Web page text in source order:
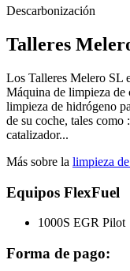
Descarbonización
Talleres
Los Talleres Melero SL
Máquina de limpieza
limpieza de hidrógeno
de su coche, tales
catalizador...
Más sobre la limpieza
Equipos FlexFuel
1000S EGR Pilot
Forma de pago: